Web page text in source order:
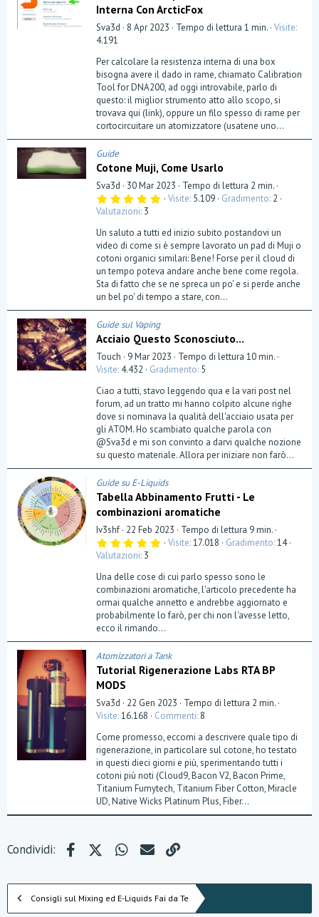
Interna Con ArcticFox
Sva3d 8 Apr 2023 Tempo di lettura 1 min. Visite
4.191
Per calcolare la resistenza interna di una box
bisogna avere il dado in rame, chiamato Calibration
Tool for DNA200, ad oggi introvabile, parlo di
questo: il miglior strumento atto allo scopo, si
trovava qui (link), oppure un filo spesso di rame per
cortocircuitare un atomizzatore (usatene uno...
Guide
Cotone Muji, Come Usarlo
Sva3d 30 Mar 2023
Tempo di lettura 2 min.
5
s
e
l
l
a
(
e
)
Visite 5.109 Gradimento 2
Valutazioni 3
Un saluto a tutti ed inizio subito postandovi un
video di come si è sempre lavorato un pad di Muji o
cotoni organici similari: Bene! Forse per il cloud di
un tempo poteva andare anche bene come regola.
Sta di fatto che se ne spreca un po' e si perde anche
un bel po' di tempo a stare, con...
Guide sul Vaping
Acciaio Questo Sconosciuto...
Touch 9 Mar 2023
Tempo di lettura 10 min.
Visite 4.432 Gradimento 5
Ciao a tutti, stavo leggendo qua e la vari post nel
forum, ad un tratto mi hanno colpito alcune righe
dove si nominava la qualità dell'acciaio usata per
gli ATOM. Ho scambiato qualche parola con
@Sva3d e mi son convinto a darvi qualche nozione
su questo materiale. Allora per iniziare non farò...
Guide su E-Liquids
Tabella Abbinamento Frutti - Le
combinazioni aromatiche
Iv3shf 22 Feb 2023
Tempo di lettura 9 min.
5
0
s
t
e
l
l
(
e
)
Visite 17.018 Gradimento 14
Valutazioni 3
Una delle cose di cui parlo spesso sono le
combinazioni aromatiche, l'articolo precedente ha
ormai qualche annetto e andrebbe aggiornato e
probabilmente lo farò, per chi non l'avesse letto,
ecco il rimando...
Atomizzatori a Tank
Tutorial Rigenerazione Labs RTA BP
MODS
Sva3d 22 Gen 2023
Tempo di lettura 2 min.
Visite 16.168 Commenti 8
Come promesso, eccomi a descrivere quale tipo di
rigenerazione, in particolare sul cotone, ho testato
in questi dieci giorni e più, sperimentando tutti i
cotoni più noti (Cloud9, Bacon V2, Bacon Prime,
Titanium Fumytech, Titanium Fiber Cotton, Miracle
UD, Native Wicks Platinum Plus, Fiber...
Condividi: FacebookX (Twitter)WhatsApp
e-mail
Consigli sul Mixing ed E-Liquids Fai da Te